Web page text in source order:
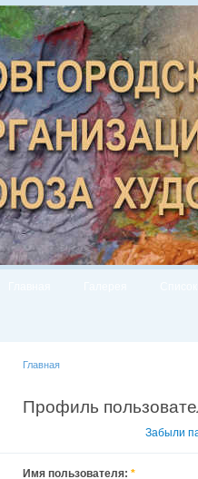
Главная
Профиль
Забыли
Имя пользователя: *